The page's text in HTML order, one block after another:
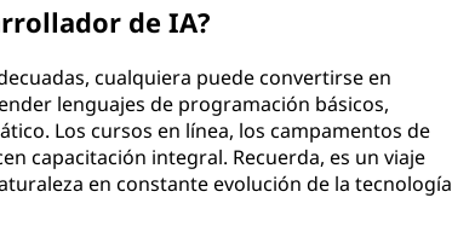
de IA?
cualquiera puede convertirse en
lenguajes de programación básicos,
Los cursos en línea, los campamentos de
capacitación integral. Recuerda, es un viaje
en constante evolución de la tecnología